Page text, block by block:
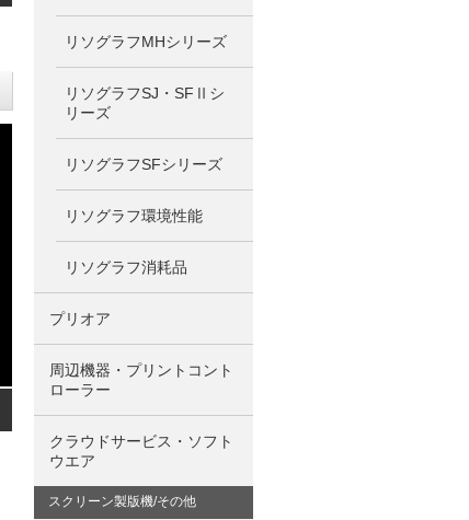
リソグラフMHシリーズ
リソグラフSJ・SFⅡシ
リーズ
リソグラフSFシリーズ
リソグラフ環境性能
リソグラフ消耗品
プリオア
周辺機器・プリントコント
ローラー
クラウドサービス・ソフト
ウエア
スクリーン製版機/その他